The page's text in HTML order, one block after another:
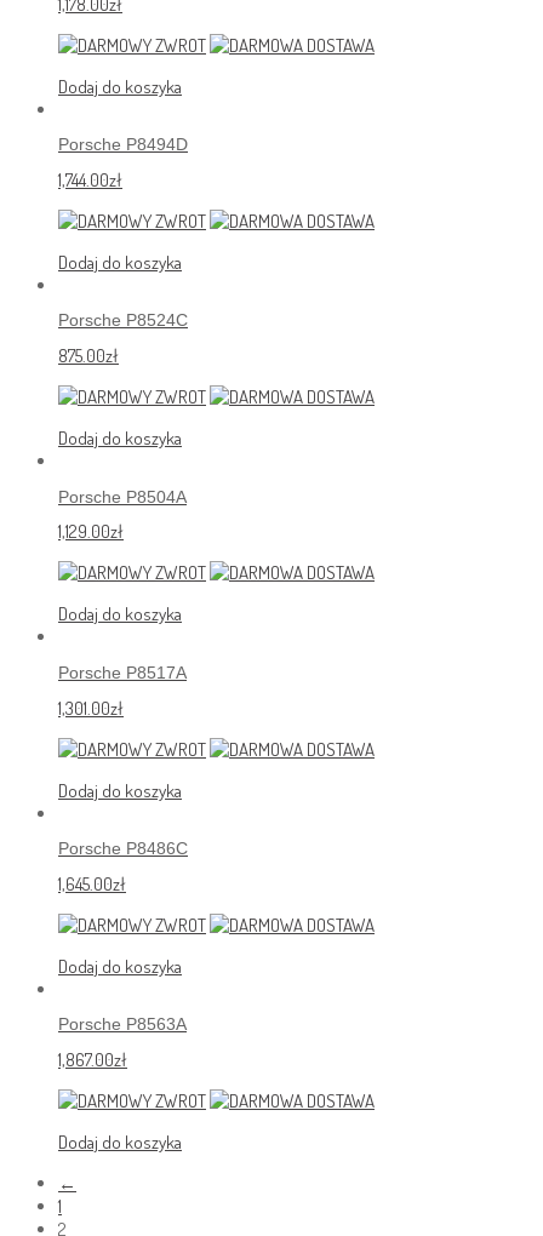
Dodaj do koszyka
Porsche P8494D
1,744.00zł
Dodaj do koszyka
Porsche P8524C
875.00zł
Dodaj do koszyka
Porsche P8504A
1,129.00zł
Dodaj do koszyka
Porsche P8517A
1,301.00zł
Dodaj do koszyka
Porsche P8486C
1,645.00zł
Dodaj do koszyka
Porsche P8563A
1,867.00zł
Dodaj do koszyka
←
1
2